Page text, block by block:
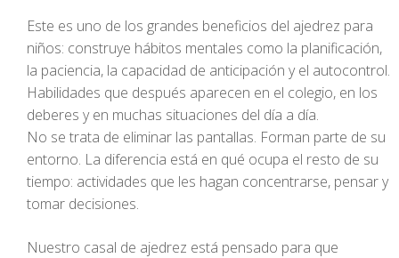
Este es uno de los grandes beneficios del ajedrez para
niños: construye hábitos mentales como la planificación,
la paciencia, la capacidad de anticipación y el autocontrol.
Habilidades que después aparecen en el colegio, en los
deberes y en muchas situaciones del día a día.
No se trata de eliminar las pantallas. Forman parte de su
entorno. La diferencia está en qué ocupa el resto de su
tiempo: actividades que les hagan concentrarse, pensar y
tomar decisiones.
Nuestro casal de ajedrez está pensado para que